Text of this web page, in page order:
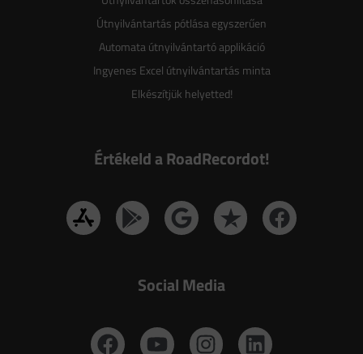
Útnyilvántartás pótlása egyszerűen
Automata útnyilvántartó applikáció
Ingyenes Excel útnyilvántartás minta
Elkészítjük helyetted!
Értékeld a RoadRecordot!
Social Media